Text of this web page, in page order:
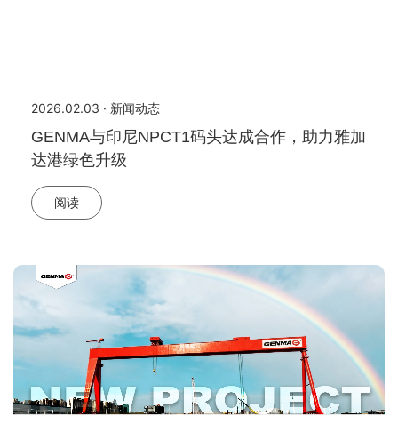
2026.02.03 · 新闻动态
GENMA与印尼NPCT1码头达成合作，助力雅加
达港绿色升级
阅读